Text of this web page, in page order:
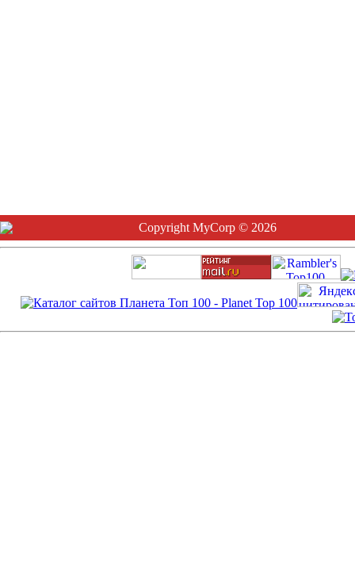
Copyright MyCorp © 2026